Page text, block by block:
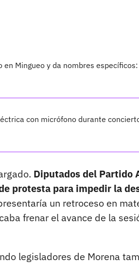
Mingueo y da nombres
con micrófono durante
Diputados del Partido
protesta para impedir la
un retroceso en
frenar el avance de la
legisladores de Morena